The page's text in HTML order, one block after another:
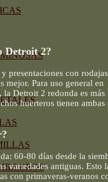
Detroit 2?
presentaciones con rodajas
mejor. Para uso general en
la Detroit 2 redonda es más
huerteros tienen ambas
60-80 días desde la
variedades antiguas. Esto
con primaveras-veranos